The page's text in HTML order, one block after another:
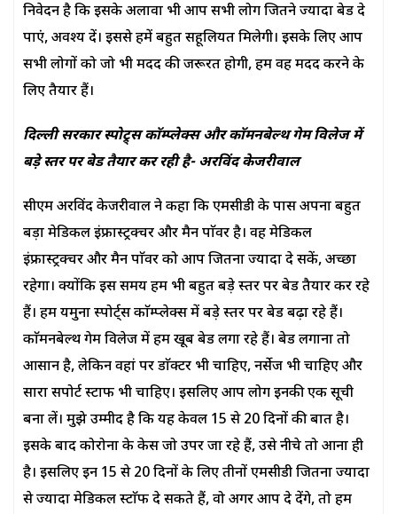
निवेदन है कि इसके अलावा भी आप सभी लोग जितने ज्यादा बेड दे
पाएं, अवश्य दें। इससे हमें बहुत सहूलियत मिलेगी। इसके लिए आप
सभी लोगों को जो भी मदद की जरूरत होगी, हम वह मदद करने के
लिए तैयार हैं।
दिल्ली सरकार स्पोट्र्स काॅम्प्लेक्स और काॅमनबेल्थ गेम विलेज में
बड़े स्तर पर बेड तैयार कर रही है- अरविंद केजरीवाल
सीएम अरविंद केजरीवाल ने कहा कि एमसीडी के पास अपना बहुत
बड़ा मेडिकल इंफ्रास्ट्रक्चर और मैन पाॅवर है। वह मेडिकल
इंफ्रास्ट्रक्चर और मैन पाॅवर को आप जितना ज्यादा दे सकें, अच्छा
रहेगा। क्योंकि इस समय हम भी बहुत बड़े स्तर पर बेड तैयार कर रहे
हैं। हम यमुना स्पोर्ट्स काॅम्प्लेक्स में बड़े स्तर पर बेड बढ़ा रहे हैं।
काॅमनबेल्थ गेम विलेज में हम खूब बेड लगा रहे हैं। बेड लगाना तो
आसान है, लेकिन वहां पर डाॅक्टर भी चाहिए, नर्सेज भी चाहिए और
सारा सपोर्ट स्टाफ भी चाहिए। इसलिए आप लोग इनकी एक सूची
बना लें। मुझे उम्मीद है कि यह केवल 15 से 20 दिनों की बात है।
इसके बाद कोरोना के केस जो उपर जा रहे हैं, उसे नीचे तो आना ही
है। इसलिए इन 15 से 20 दिनों के लिए तीनों एमसीडी जितना ज्यादा
से ज्यादा मेडिकल स्टाॅफ दे सकते हैं, वो अगर आप दे देंगे, तो हम